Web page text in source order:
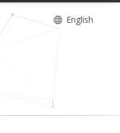
English